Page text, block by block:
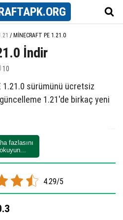
APK.ORG
/ MINECRAFT PE 1.21.0
İndir
10
sürümünü ücretsiz
1.21'de birkaç yeni
ve savaşa odaklanan
sayısına göre uyarlanan
Odalarda elde edilen
fazlasını
okuyun...
4.29/5